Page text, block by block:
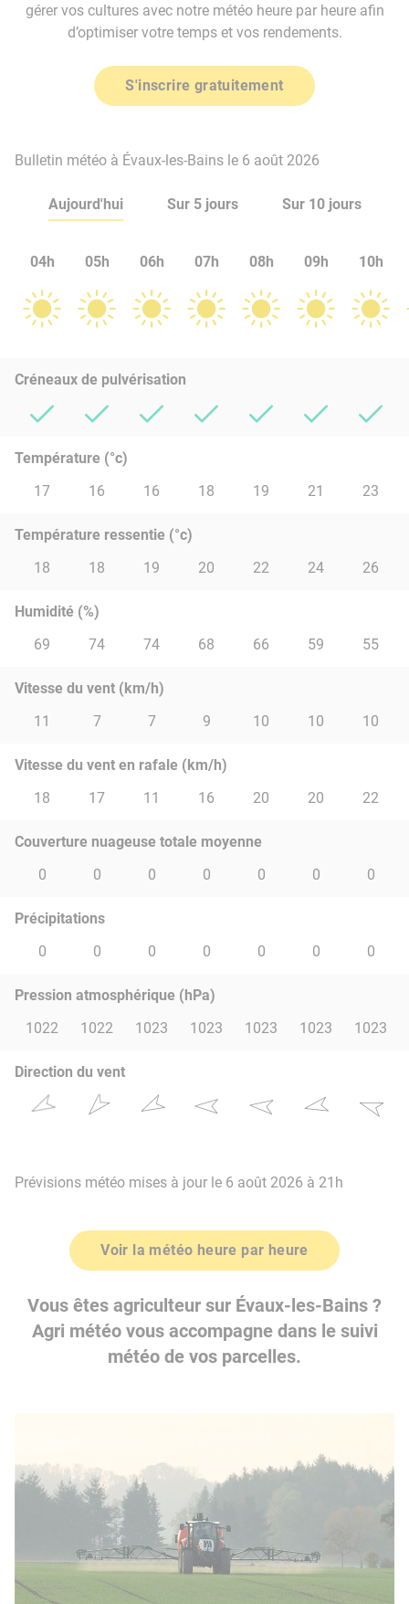
gérer vos cultures avec notre météo heure par heure afin
d’optimiser votre temps et vos rendements.
S'inscrire gratuitement
Bulletin météo à Évaux-les-Bains le 6 août 2026
Aujourd'hui Sur 5 jours Sur 10 jours
04h 05h 06h 07h 08h 09h 10h
Créneaux de pulvérisation
Température (°c)
17
16 16 18 19 21 23
Température ressentie (°c)
18
18 19 20 22 24 26
Humidité (%)
69
74 74 68 66 59 55
Vitesse du vent (km/h)
11
7 7 9 10 10 10
Vitesse du vent en rafale (km/h)
18
17 11 16 20 20 22
Couverture nuageuse totale moyenne
0
0 0 0 0 0 0
Précipitations
0
0 0 0 0 0 0
Pression atmosphérique (hPa)
1022
1022 1023 1023 1023 1023 1023
Direction du vent
Prévisions météo mises à jour le 6 août 2026 à 21h
Voir la météo heure par heure
Vous êtes agriculteur sur Évaux-les-Bains ?
Agri météo vous accompagne dans le suivi
météo de vos parcelles.